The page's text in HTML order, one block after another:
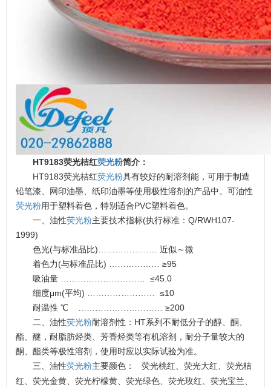
HT9183荧光桔红荧光粉简介：
HT9183荧光桔红荧光粉具有较好的耐溶剂能，可用于制造
铅笔漆、网印油墨、纸印油墨等使用极性溶剂的产品中。可油性
荧光粉用于塑料着色，特别适合PVC塑料着色。
一、油性荧光粉主要技术指标(执行标准：Q/RWH107-
1999)
色光(与标准品比)………………… 近似～微
着色力(与标准品比) ……………… ≥95
吸油量 ………………………… ≤45.0
细度μm(平均) …………………… ≤10
耐温性 ℃ ………………………… ≥200
二、油性荧光粉耐溶剂性：HT系列不耐低分子的醇、酮、
酯、醚，耐脂肪烃类、芳香烃类等有机溶剂，耐分子量较大的
酮、酯类等极性溶剂，使用时应以实际试验为准。
三、油性荧光粉主要颜色： 荧光桃红、荧光大红、荧光桔
红、荧光金黄、荧光柠檬黄、荧光绿色、荧光玫红、荧光宝兰、